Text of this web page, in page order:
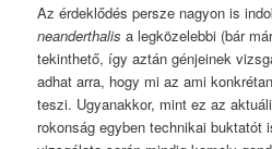
Az érdeklődés persze nagyon is
neanderthalis a legközelebbi (bár
tekinthető, így aztán génjeinek
adhat arra, hogy mi az ami
teszi. Ugyanakkor, mint ez az
rokonság egyben technikai buktatót